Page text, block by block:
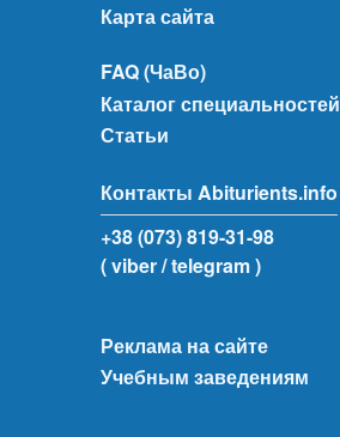
Карта сайта
FAQ (ЧаВо)
Каталог специальностей
Статьи
Контакты Abiturients.info
+38 (073) 819-31-98
( viber/ telegram )
Реклама на сайте
Учебным заведениям